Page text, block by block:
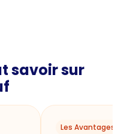
savoir sur
Les Avantages